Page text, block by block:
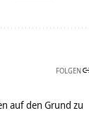
FOLGEN
auf den Grund zu